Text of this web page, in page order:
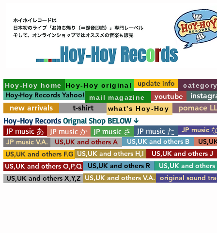
Hoy-Hoy home Hoy-Hoy original
Hoy-Hoy Records Yahoo! mail magazine youtube
new arrivals
t-shirt what's Hoy-Hoy pomace
update info
JP music あ JP music か JP music さ JP music た
JP music
JP music V.A.
US,UK and others A US,UK and others B
US,UK and others F.G US,UK and others H,I
US,UK and others J
US,UK and others O,P,Q
US,UK and others
US,UK and others R
US,UK and others X,Y,Z US,UK and others V.A. original sound
Hoy-Hoy Records Orignal Shop BELOW ↓